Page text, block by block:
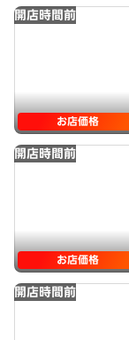
開店時間前
お店価格
開店時間前
お店価格
開店時間前